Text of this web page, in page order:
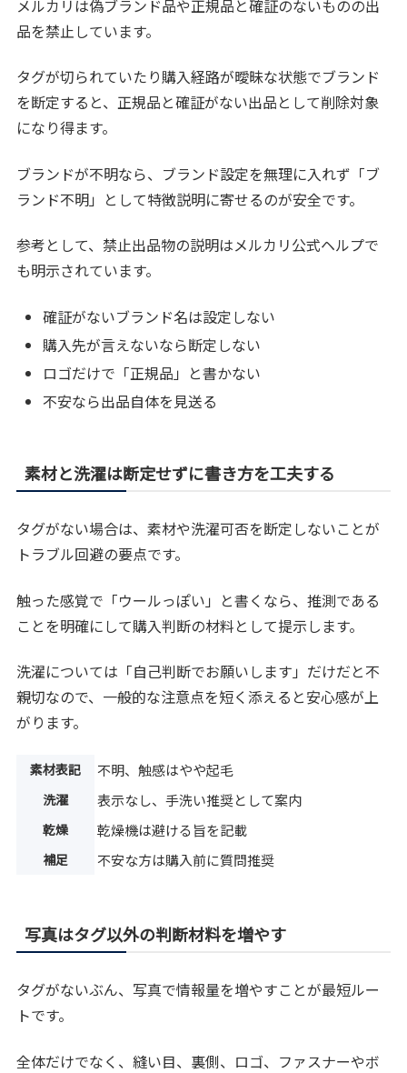
メルカリは偽ブランド品や正規品と確証のないものの出
品を禁止しています。
タグが切られていたり購入経路が曖昧な状態でブランド
を断定すると、正規品と確証がない出品として削除対象
になり得ます。
ブランドが不明なら、ブランド設定を無理に入れず「ブ
ランド不明」として特徴説明に寄せるのが安全です。
参考として、禁止出品物の説明はメルカリ公式ヘルプで
も明示されています。
確証がないブランド名は設定しない
購入先が言えないなら断定しない
ロゴだけで「正規品」と書かない
不安なら出品自体を見送る
素材と洗濯は断定せずに書き方を工夫する
タグがない場合は、素材や洗濯可否を断定しないことが
トラブル回避の要点です。
触った感覚で「ウールっぽい」と書くなら、推測である
ことを明確にして購入判断の材料として提示します。
洗濯については「自己判断でお願いします」だけだと不
親切なので、一般的な注意点を短く添えると安心感が上
がります。
素材表記 不明、触感はやや起毛
洗濯 表示なし、手洗い推奨として案内
乾燥 乾燥機は避ける旨を記載
補足 不安な方は購入前に質問推奨
写真はタグ以外の判断材料を増やす
タグがないぶん、写真で情報量を増やすことが最短ルー
トです。
全体だけでなく、縫い目、裏側、ロゴ、ファスナーやボ